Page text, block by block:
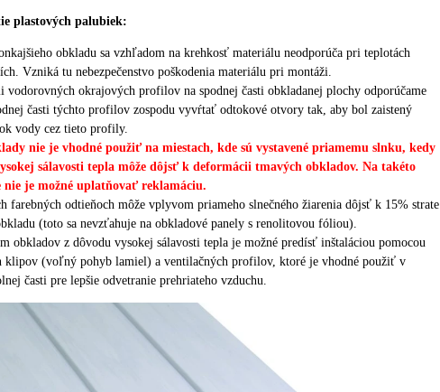
plastových palubiek:
obkladu sa vzhľadom na krehkosť materiálu neodporúča pri teplotách
Vzniká tu nebezpečenstvo poškodenia materiálu pri montáži.
vodorovných okrajových profilov na spodnej časti obkladanej plochy odporúčame
časti týchto profilov zospodu vyvŕtať odtokové otvory tak, aby bol zaistený
vody cez tieto profily.
nie je vhodné použiť na miestach, kde sú vystavené priamemu slnku, kedy
sálavosti tepla môže dôjsť k deformácii tmavých obkladov. Na takéto
nie je možné uplatňovať reklamáciu.
farebných odtieňoch môže vplyvom priameho slnečného žiarenia dôjsť k 15% strate
(toto sa nevzťahuje na obkladové panely s renolitovou fóliou).
obkladov z dôvodu vysokej sálavosti tepla je možné predísť inštaláciou pomocou
klipov (voľný pohyb lamiel) a ventilačných profilov, ktoré je vhodné použiť v
časti pre lepšie odvetranie prehriateho vzduchu.